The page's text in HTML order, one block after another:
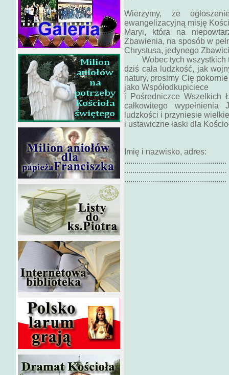
Wierzymy, że
ewangelizacyjną misję
Maryi, która na
Zbawienia, na sposób w
Chrystusa, jedynego
Wobec tych wszystkich
dziś cała ludzkość, jak
natury, prosimy Cię
jako Współodkupiciece
i Pośredniczce Wszelkich
całkowitego
ludzkości i przyniesie wielkie
i ustawiczne łaski dla
Imię i nazwisko, adres: